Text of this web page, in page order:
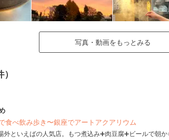
写真・動画をもっとみる
食べ飲み歩き〜銀座でアートアクアリウム
外といえばの人気店。もつ煮込み➕肉豆腐➕ビールで朝